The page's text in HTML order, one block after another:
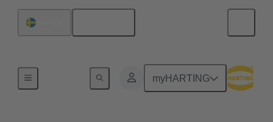
myHARTING
Förbindning moderkort till dotterkort